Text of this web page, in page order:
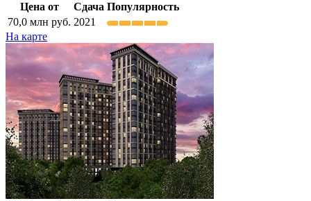
Цена от
Сдача Популярность
70,0 млн руб. 2021
На карте